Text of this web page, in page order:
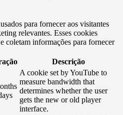
​​para fornecer aos visitantes
relevantes. Esses cookies
coletam informações para fornecer
Descrição
A cookie set by YouTube to
measure bandwidth that
determines whether the user
gets the new or old player
interface.